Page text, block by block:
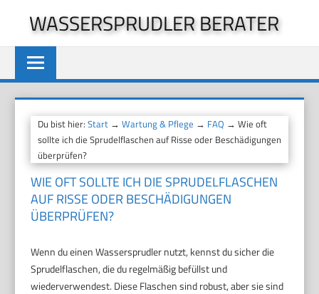
springen
WASSERSPRUDLER BERATER
Du bist hier:Start →Wartung & Pflege → FAQ → Wie oft
sollte ich die Sprudelflaschen auf Risse oder Beschädigungen
überprüfen?
WIE OFT SOLLTE ICH DIE SPRUDELFLASCHEN
AUF RISSE ODER BESCHÄDIGUNGEN
ÜBERPRÜFEN?
Wenn du einen Wassersprudler nutzt, kennst du sicher die
Sprudelflaschen, die du regelmäßig befüllst und
wiederverwendest. Diese Flaschen sind robust, aber sie sind